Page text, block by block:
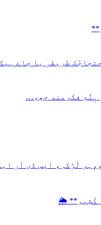
طریقہٕ یا جاے
ہٕنٛدِ فکرمند چھِ،…
کٔشِیر** 🌦️